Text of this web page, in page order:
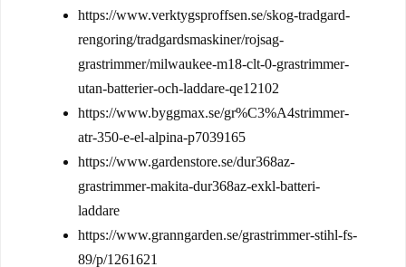
https://www.verktygsproffsen.se/skog-tradgard-
rengoring/tradgardsmaskiner/rojsag-
grastrimmer/milwaukee-m18-clt-0-grastrimmer-
utan-batterier-och-laddare-qe12102
https://www.byggmax.se/gr%C3%A4strimmer-
atr-350-e-el-alpina-p7039165
https://www.gardenstore.se/dur368az-
grastrimmer-makita-dur368az-exkl-batteri-
laddare
https://www.granngarden.se/grastrimmer-stihl-fs-
89/p/1261621